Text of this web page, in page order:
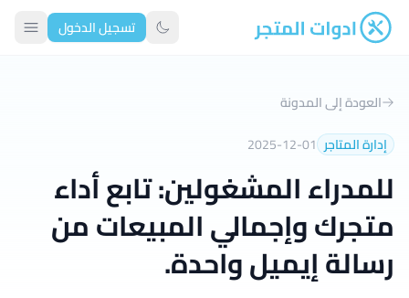
ادوات المتجر تبديل الوضع الداكن
تسجيل الدخول
العودة إلى المدونة
إدارة المتاجر 2025-12-01
للمدراء المشغولين: تابع أداء
متجرك وإجمالي المبيعات من
رسالة إيميل واحدة.